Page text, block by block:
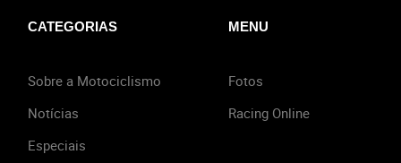
CATEGORIAS
Sobre a Motociclismo
Notícias
Especiais
MENU
Fotos
Racing Online